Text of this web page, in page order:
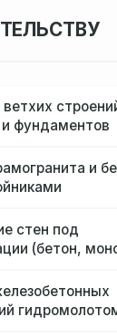
и фундаментов
и
стен под
(бетон,